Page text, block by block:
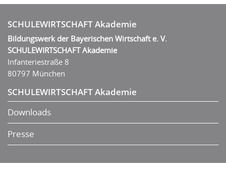
SCHULEWIRTSCHAFT Akademie
Bildungswerk der Bayerischen Wirtschaft e. V.
SCHULEWIRTSCHAFT Akademie
Infanteriestraße 8
80797 München
SCHULEWIRTSCHAFT Akademie
Downloads
Presse